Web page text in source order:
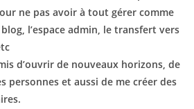
ne pas avoir à tout gérer comme
l’espace admin, le transfert vers
d’ouvrir de nouveaux horizons, de
personnes et aussi de me créer des